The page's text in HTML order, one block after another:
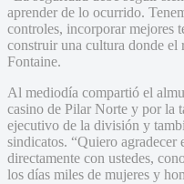
aprender de lo ocurrido.
controles, incorporar mejores
construir una cultura donde el
Fontaine.
Al mediodía compartió el
casino de Pilar Norte y por la
ejecutivo de la división y
sindicatos. “Quiero agradecer
directamente con ustedes,
los días miles de mujeres y